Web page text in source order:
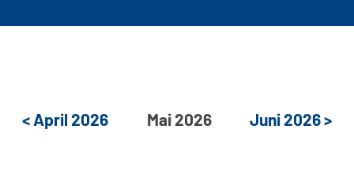
< April 2026 Mai2026 Juni2026>